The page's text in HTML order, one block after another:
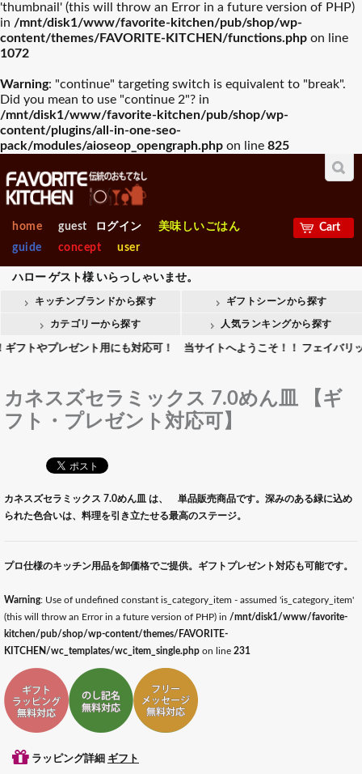
'thumbnail' (this will throw an Error in a future version of PHP)
in /mnt/disk1/www/favorite-kitchen/pub/shop/wp-
content/themes/FAVORITE-KITCHEN/functions.php on line
1072
Warning: "continue" targeting switch is equivalent to "break".
Did you mean to use "continue 2"? in
/mnt/disk1/www/favorite-kitchen/pub/shop/wp-
content/plugins/all-in-one-seo-
pack/modules/aioseop_opengraph.php on line 825
home guest ログイン
美味しいごはん
guide
concept user
ハロー ゲスト様いらっしゃいませ。
Cart
キッチンブランドから探す ギフトシーンから探す
カテゴリーから探す 人気ランキングから探す
トやプレゼント用にも対応可！ 当サイトへようこそ！！ フェイバリッ
カネスズセラミックス 7.0めん皿 【ギ
フト・プレゼント対応可】
カネスズセラミックス 7.0めん皿 は、 単品販売商品です。深みのある緑に込め
られた色合いは、料理を引き立たせる最高のステージ。
プロ仕様のキッチン用品を卸価格でご提供。ギフトプレゼント対応も可能です。
Warning: Use of undefined constant is_category_item - assumed 'is_category_item'
(this will throw an Error in a future version of PHP) in /mnt/disk1/www/favorite-
kitchen/pub/shop/wp-content/themes/FAVORITE-
KITCHEN/wc_templates/wc_item_single.php on line 231
ギフトラッピング対応ギフトのし記名対応
ラッピング詳細 ギフト